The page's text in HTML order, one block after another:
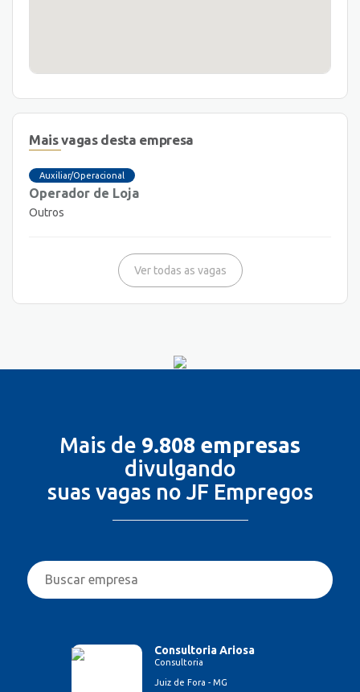
Mais vagas desta empresa
Auxiliar/Operacional
Operador de Loja
Outros
Ver todas as vagas
Mais de 9.808 empresas
divulgando
suas vagas no JF Empregos
Consultoria Ariosa
Consultoria
Juiz de Fora - MG